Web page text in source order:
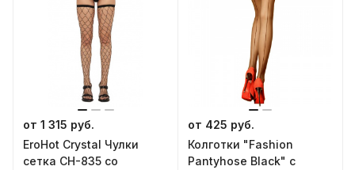
от 1 315 руб.
EroHot Crystal Чулки
сетка CH-835 со
от 425 руб.
Колготки "Fashion
Pantyhose Black" с